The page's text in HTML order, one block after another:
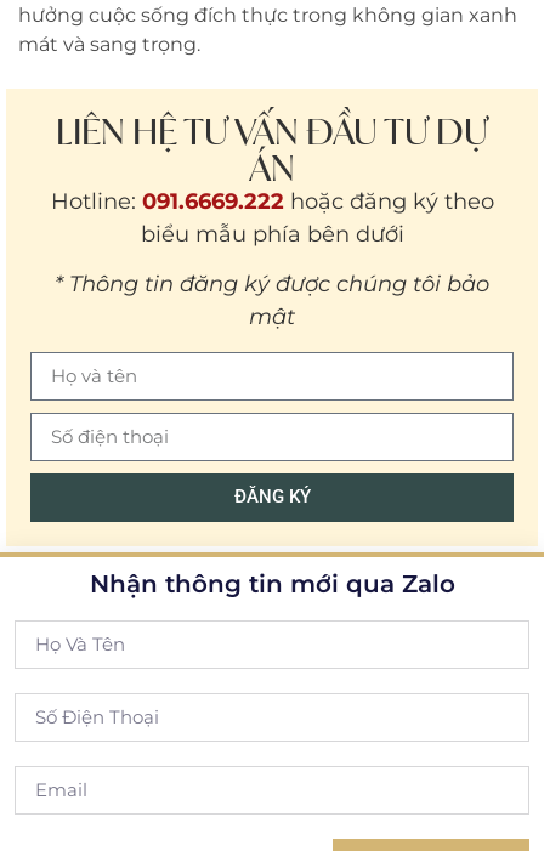
hưởng cuộc sống đích thực trong không gian xanh
mát và sang trọng.
LIÊN HỆ TƯ VẤN ĐẦU TƯ DỰ
ÁN
Hotline: 091.6669.222 hoặc đăng ký theo
biểu mẫu phía bên dưới
* Thông tin đăng ký được chúng tôi bảo
mật
ĐĂNG KÝ
Nhận thông tin mới qua Zalo